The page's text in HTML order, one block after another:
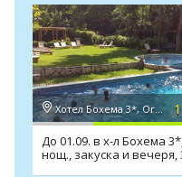
Хотел Бохема 3*, Огняново
До 01.09. в х-л Бохема
нощ., закуска и
басейна, СПА